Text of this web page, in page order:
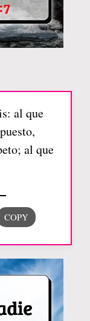
al que
al que